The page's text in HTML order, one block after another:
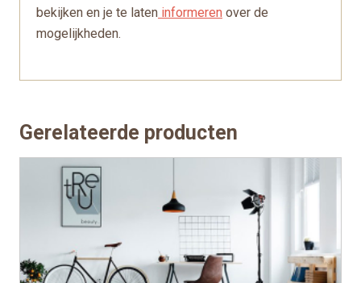
bekijken en je te laten informeren over de
mogelijkheden.
Gerelateerde producten